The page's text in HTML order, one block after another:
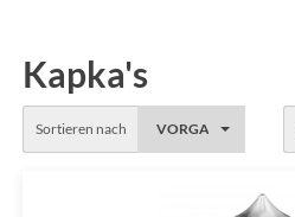
Kapka's
Sortieren nach VORGABE